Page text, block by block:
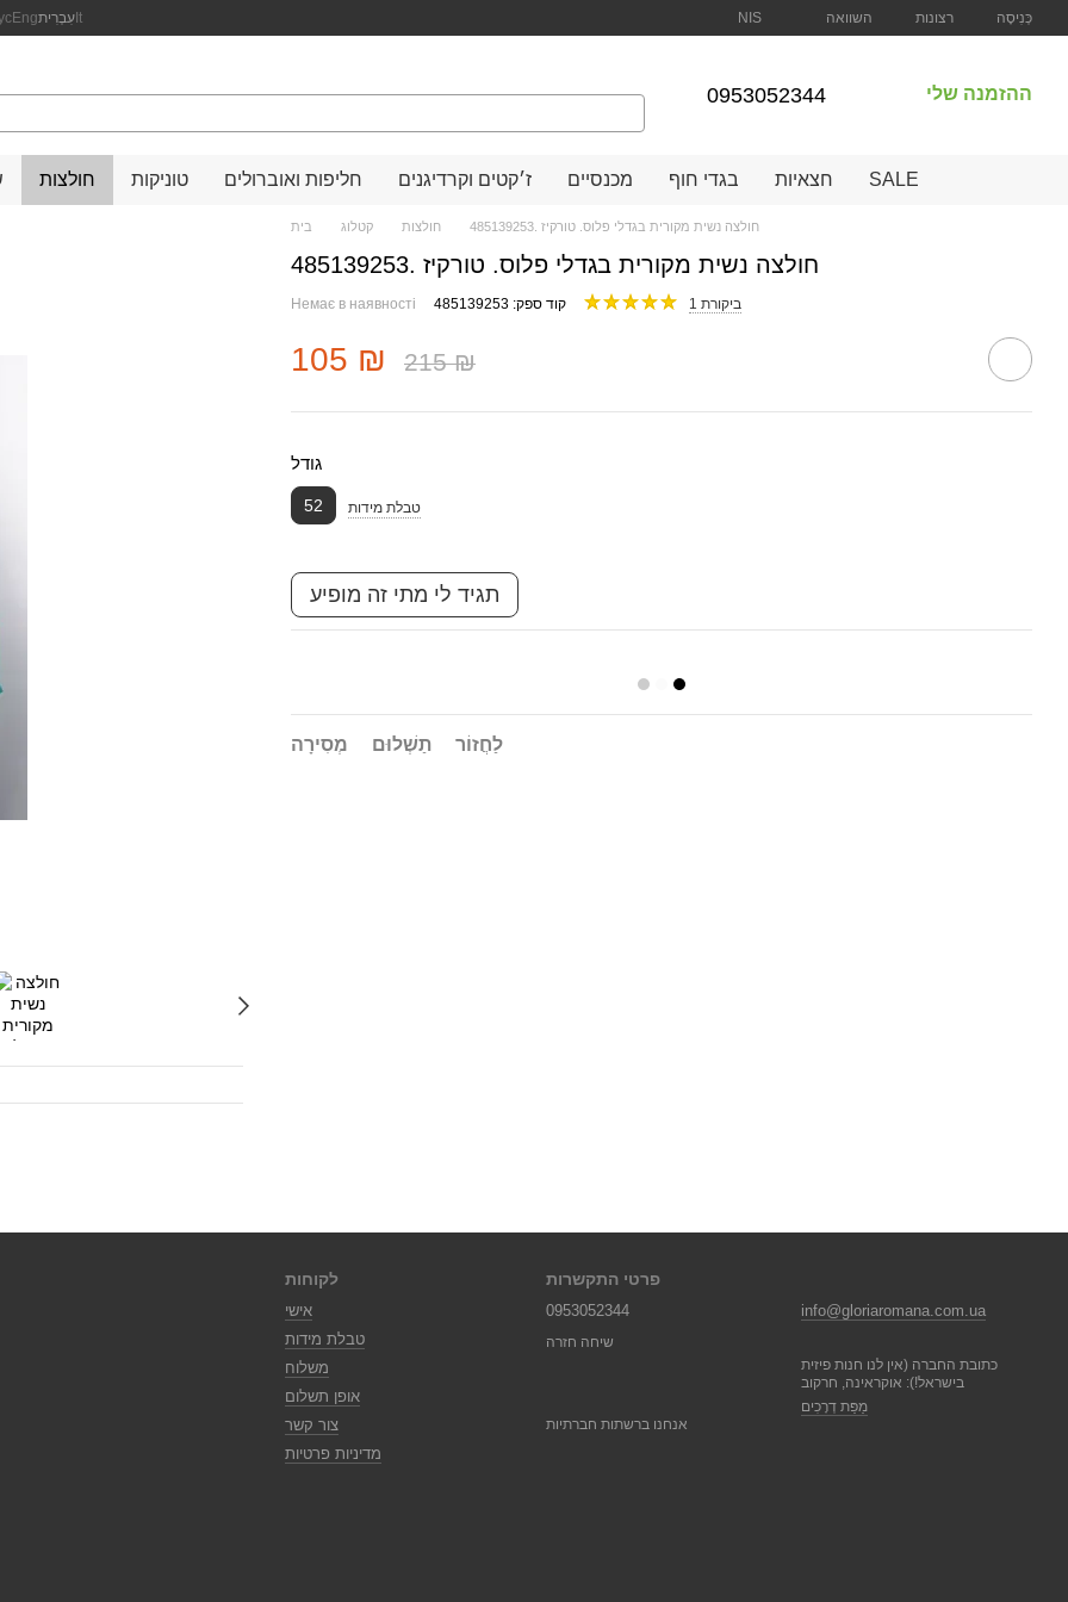
Engעִבְרִית It NIS השוואה רצונות כְּנִיסָה
0953052344 ההזמנה שלי
חולצות טוניקות חליפות ואוברולים ז׳קטים וקרדיגנים מכנסיים בגדי חוף חצאיות SALE
בית קטלוג חולצות חולצה נשית מקורית בגדלי פלוס. טורקיז .485139253
חולצה נשית מקורית בגדלי פלוס. טורקיז .485139253
Немає в наявності קוד ספק: 485139253 1 ביקורת
105 ₪ 215 ₪
גודל
52 טבלת מידות
תגיד לי מתי זה מופיע
מְסִירָה תַשְׁלוּם לַחֲזוֹר
לקוחות
אישי
טבלת מידות
משלוח
אופן תשלום
צור קשר
מדיניות פרטיות
פרטי התקשרות
0953052344
שיחה חזרה
info@gloriaromana.com.ua
כתובת החברה (אין לנו חנות פיזית
בישראל!): אוקראינה, חרקוב
מַפַּת דְרָכִים
אנחנו ברשתות חברתיות